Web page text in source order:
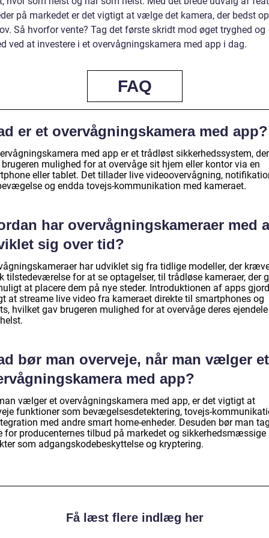
på markedet er det vigtigt at vælge det kamera, der bedst
Så hvorfor vente? Tag det første skridt mod øget tryghed og
ved at investere i et overvågningskamera med app i dag.
FAQ
er et overvågningskamera med app?
med app er et trådløst sikkerhedssystem, der
mulighed for at overvåge sit hjem eller kontor via en
eller tablet. Det tillader live videoovervågning,
og endda tovejs-kommunikation med kameraet.
har overvågningskameraer med
sig over tid?
har udviklet sig fra tidlige modeller, der
tilstedeværelse for at se optagelser, til trådløse kameraer, der
at placere dem på nye steder. Introduktionen af apps
at streame live video fra kameraet direkte til smartphones og
hvilket gav brugeren mulighed for at overvåge deres
bør man overveje, når man vælger et
med app?
vælger et overvågningskamera med app, er det vigtigt at
funktioner som bevægelsesdetektering, tovejs-
med andre smart home-enheder. Desuden bør man
for producenternes tilbud på markedet og sikkerhedsmæssige
som adgangskodebeskyttelse og kryptering.
Få læst flere indlæg her